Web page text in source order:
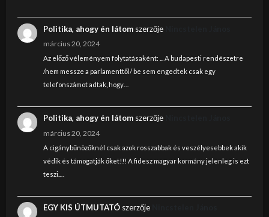
Politika, ahogy én látomszerzője
március 20, 2024
Az előző véleményem folytatásaként: ... A budapesti rendészetre
/nem messze a parlamenttől/ be sem engedtek csak egy
telefonszámot adtak, hogy…
Politika, ahogy én látomszerzője
március 20, 2024
A cigánybűnözőknél csak azok rosszabbak és veszélyesebbek akik
védik és támogatják őket!!! A fidesz magyar kormány jelenleg is ezt
teszi.…
EGY KIS ÚTMUTATÓszerzője